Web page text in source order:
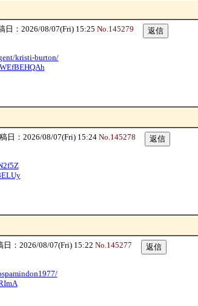
日：2026/08/07(Fri) 15:25 No.145279
kristi-burton/
日：2026/08/07(Fri) 15:24 No.145278
：2026/08/07(Fri) 15:22 No.145277